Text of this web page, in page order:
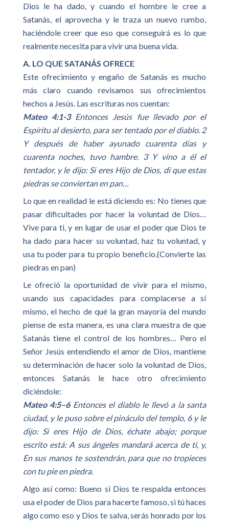
Dios le ha dado, y cuando el hombre le cree a
Satanás, el aprovecha y le traza un nuevo rumbo,
haciéndole creer que eso que conseguirá es lo que
realmente necesita para vivir una buena vida.
A. LO QUE SATANÁS OFRECE
Este ofrecimiento y engaño de Satanás es mucho
más claro cuando revisamos sus ofrecimientos
hechos a Jesús. Las escrituras nos cuentan:
Mateo 4:1-3 Entonces Jesús fue llevado por el
Espíritu al desierto, para ser tentado por el diablo. 2
Y después de haber ayunado cuarenta días y
cuarenta noches, tuvo hambre. 3 Y vino a él el
tentador, y le dijo: Si eres Hijo de Dios, di que estas
piedras se conviertan en pan…
Lo que en realidad le está diciendo es: No tienes que
pasar dificultades por hacer la voluntad de Dios…
Vive para ti, y en lugar de usar el poder que Dios te
ha dado para hacer su voluntad, haz tu voluntad, y
usa tu poder para tu propio beneficio.(Convierte las
piedras en pan)
Le ofreció la oportunidad de vivir para el mismo,
usando sus capacidades para complacerse a sí
mismo, el hecho de qué la gran mayoría del mundo
piense de esta manera, es una clara muestra de que
Satanás tiene el control de los hombres… Pero el
Señor Jesús entendiendo el amor de Dios, mantiene
su determinación de hacer solo la voluntad de Dios,
entonces Satanás le hace otro ofrecimiento
diciéndole:
Mateo 4:5–6 Entonces el diablo le llevó a la santa
ciudad, y le puso sobre el pináculo del templo, 6 y le
dijo: Si eres Hijo de Dios, échate abajo; porque
escrito está: A sus ángeles mandará acerca de ti, y,
En sus manos te sostendrán, para que no tropieces
con tu pie en piedra.
Algo así como: Bueno si Dios te respalda entonces
usa el poder de Dios para hacerte famoso, si tú haces
algo como eso y Dios te salva, serás honrado por los